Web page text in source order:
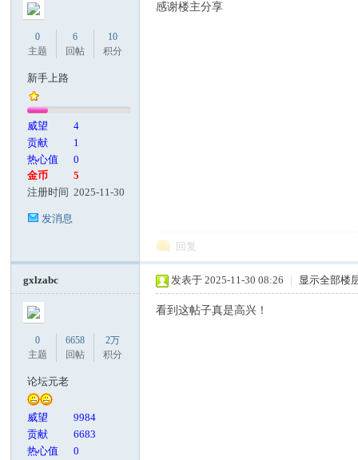
论
0
主题
6
回帖
10
积分
新手上路
威望
4
贡献
1
热心值
0
金币
5
注册时间 2025-11-30
发消息
感谢楼主分享
回复
gxlzabc
0
主题
6658
回帖
2万
积分
论坛元老
威望
9984
贡献
6683
热心值
0
发表于 2025-11-30 08:26 | 显示全部楼
看到这帖子真是高兴！